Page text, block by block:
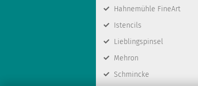
Hahnemühle FineArt
Istencils
Lieblingspinsel
Mehron
Schmincke